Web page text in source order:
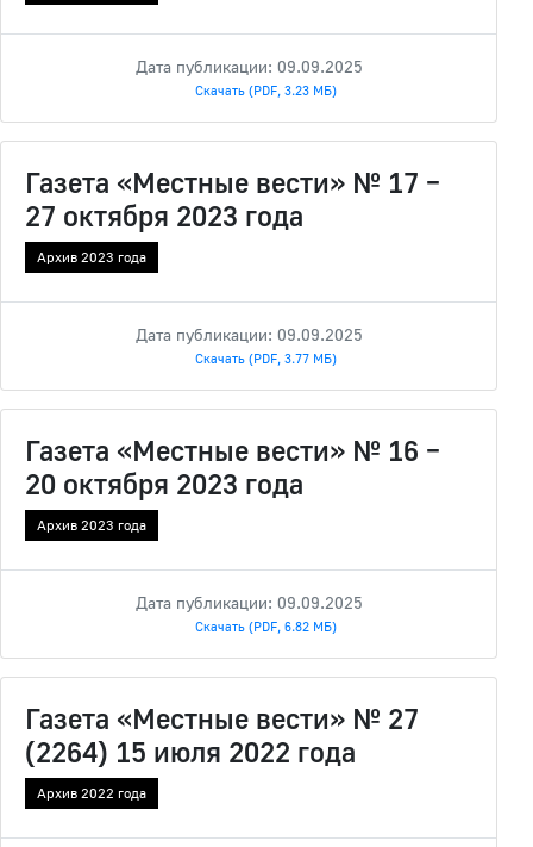
Дата публикации: 09.09.2025
Скачать (PDF, 3.23 МБ)
Газета «Местные вести» № 17 –
27 октября 2023 года
Архив 2023 года
Дата публикации: 09.09.2025
Скачать (PDF, 3.77 МБ)
Газета «Местные вести» № 16 –
20 октября 2023 года
Архив 2023 года
Дата публикации: 09.09.2025
Скачать (PDF, 6.82 МБ)
Газета «Местные вести» № 27
(2264) 15 июля 2022 года
Архив 2022 года